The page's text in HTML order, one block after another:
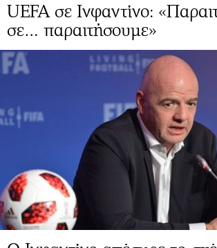
UEFA σε Ινφαντίνο:
σε… παραιτήσουμε»